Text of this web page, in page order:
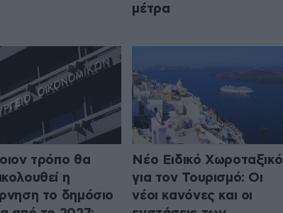
μέτρα
τρόπο θα
η
το δημόσιο
Νέο Ειδικό Χωροταξικό
για τον Τουρισμό: Οι
νέοι κανόνες και οι